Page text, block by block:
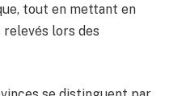
tout en mettant en
relevés lors des